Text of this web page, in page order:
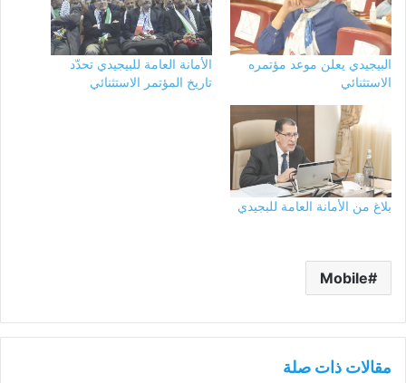
البيجيدي يعلن موعد مؤتمره
الاستثنائي
الأمانة العامة للبيجيدي تحدّد
تاريخ المؤتمر الاستثنائي
بلاغ من الأمانة العامة للبجيدي
Mobile
مقالات ذات صلة